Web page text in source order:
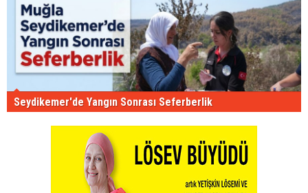
Seydikemer'de Yangın Sonrası Seferberlik